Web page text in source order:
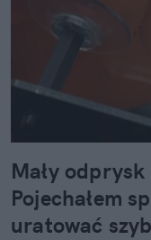
Mały
Pojechałem
uratować